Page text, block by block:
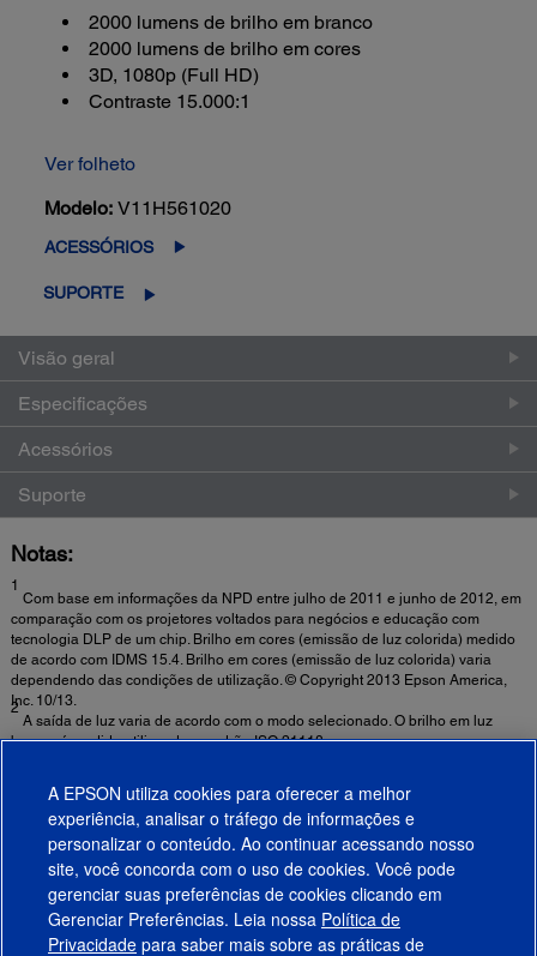
2000 lumens de brilho em branco
2000 lumens de brilho em cores
3D, 1080p (Full HD)
Contraste 15.000:1
Ver folheto
Modelo: V11H561020
ACESSÓRIOS
SUPORTE
Visão geral
Especificações
Acessórios
Suporte
Notas:
1
Com base em informações da NPD entre julho de 2011 e junho de 2012, em
comparação com os projetores voltados para negócios e educação com
tecnologia DLP de um chip. Brilho em cores (emissão de luz colorida) medido
de acordo com IDMS 15.4. Brilho em cores (emissão de luz colorida) varia
dependendo das condições de utilização. © Copyright 2013 Epson America,
Inc. 10/13.
2
A saída de luz varia de acordo com o modo selecionado. O brilho em luz
branca é medido utilizando o padrão ISO 21118.
decresce com o tempo de uso.
Para visualização de conteúdo em modo 3D é necessário o uso de óculos
RF 3D Epson ou modelos compatíveis. O acessório é vendido separadamente.
Produtos
A EPSON utiliza cookies para oferecer a melhor
experiência, analisar o tráfego de informações e
personalizar o conteúdo. Ao continuar acessando nosso
site, você concorda com o uso de cookies. Você pode
gerenciar suas preferências de cookies clicando em
Gerenciar Preferências. Leia nossa Política de
Privacidade para saber mais sobre as práticas de